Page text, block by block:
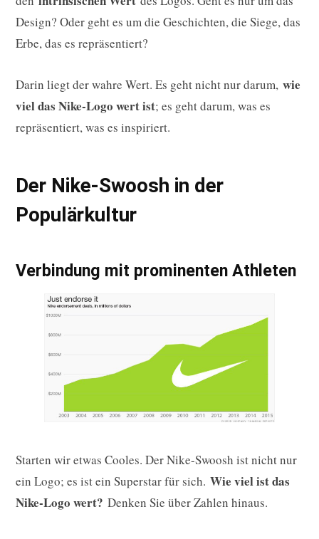
Design? Oder geht es um die Geschichten, die Siege, das
Erbe, das es repräsentiert?
Darin liegt der wahre Wert. Es geht nicht nur darum, wie
viel das Nike-Logo wert ist; es geht darum, was es
repräsentiert, was es inspiriert.
Der Nike-Swoosh in der
Populärkultur
Verbindung mit prominenten Athleten
Starten wir etwas Cooles. Der Nike-Swoosh ist nicht nur
ein Logo; es ist ein Superstar für sich. Wie viel ist das
Nike-Logo wert? Denken Sie über Zahlen hinaus.